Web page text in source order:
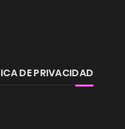
DE PRIVACIDAD